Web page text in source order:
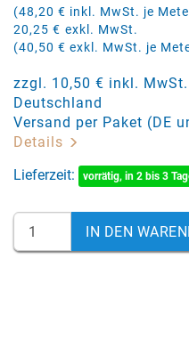
(48,20 € inkl. MwSt. je
20,25 € exkl. MwSt.
(40,50 € exkl. MwSt. je
zzgl. 10,50 € inkl.
Deutschland
Versand per Paket (DE
Details
Lieferzeit:
vorrätig, in 2 bis 3
IN DEN